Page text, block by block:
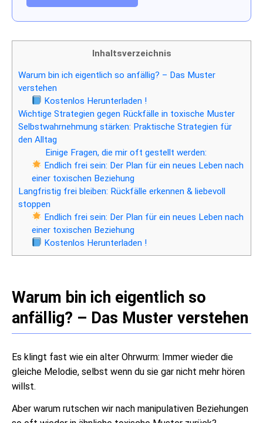
Inhaltsverzeichnis
Warum bin ich eigentlich so anfällig? – Das Muster
verstehen
Kostenlos Herunterladen !
Wichtige Strategien gegen Rückfälle in toxische Muster
Selbstwahrnehmung stärken: Praktische Strategien für
den Alltag
Einige Fragen, die mir oft gestellt werden:
Endlich frei sein: Der Plan für ein neues Leben nach
einer toxischen Beziehung
Langfristig frei bleiben: Rückfälle erkennen & liebevoll
stoppen
Endlich frei sein: Der Plan für ein neues Leben nach
einer toxischen Beziehung
Kostenlos Herunterladen !
Warum bin ich eigentlich so
anfällig? – Das Muster verstehen
Es klingt fast wie ein alter Ohrwurm: Immer wieder die
gleiche Melodie, selbst wenn du sie gar nicht mehr hören
willst.
Aber warum rutschen wir nach manipulativen Beziehungen